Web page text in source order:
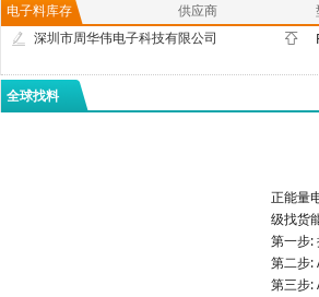
电子料库存 供应商
深圳市周华伟电子科技有限公司
全球找料
正能量
级找货
第一步:
第二步:
第三步: